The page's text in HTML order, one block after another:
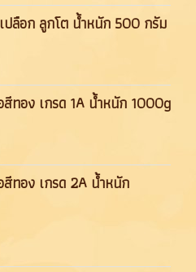
ปลือก ลูกโต น้ำหนัก 500 กรัม
สีทอง เกรด 1A น้ำหนัก 1000g
สีทอง เกรด 2A น้ำหนัก